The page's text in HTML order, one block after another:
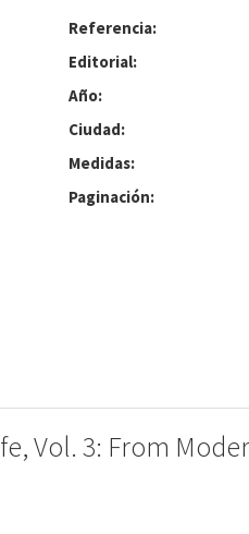
Referencia:
Editorial:
Año:
Ciudad:
Medidas:
Paginación:
Vol. 3: From